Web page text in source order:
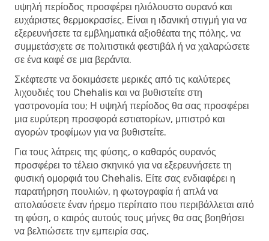
υψηλή περίοδος προσφέρει ηλιόλουστο ουρανό και
ευχάριστες θερμοκρασίες. Είναι η ιδανική στιγμή για να
εξερευνήσετε τα εμβληματικά αξιοθέατα της πόλης, να
συμμετάσχετε σε πολιτιστικά φεστιβάλ ή να χαλαρώσετε
σε ένα καφέ σε μια βεράντα.
Σκέφτεστε να δοκιμάσετε μερικές από τις καλύτερες
λιχουδιές του Chehalis και να βυθιστείτε στη
γαστρονομία του; Η υψηλή περίοδος θα σας προσφέρει
μια ευρύτερη προσφορά εστιατορίων, μπιστρό και
αγορών τροφίμων για να βυθιστείτε.
Για τους λάτρεις της φύσης, ο καθαρός ουρανός
προσφέρει το τέλειο σκηνικό για να εξερευνήσετε τη
φυσική ομορφιά του Chehalis. Είτε σας ενδιαφέρει η
παρατήρηση πουλιών, η φωτογραφία ή απλά να
απολαύσετε έναν ήρεμο περίπατο που περιβάλλεται από
τη φύση, ο καιρός αυτούς τους μήνες θα σας βοηθήσει
να βελτιώσετε την εμπειρία σας.